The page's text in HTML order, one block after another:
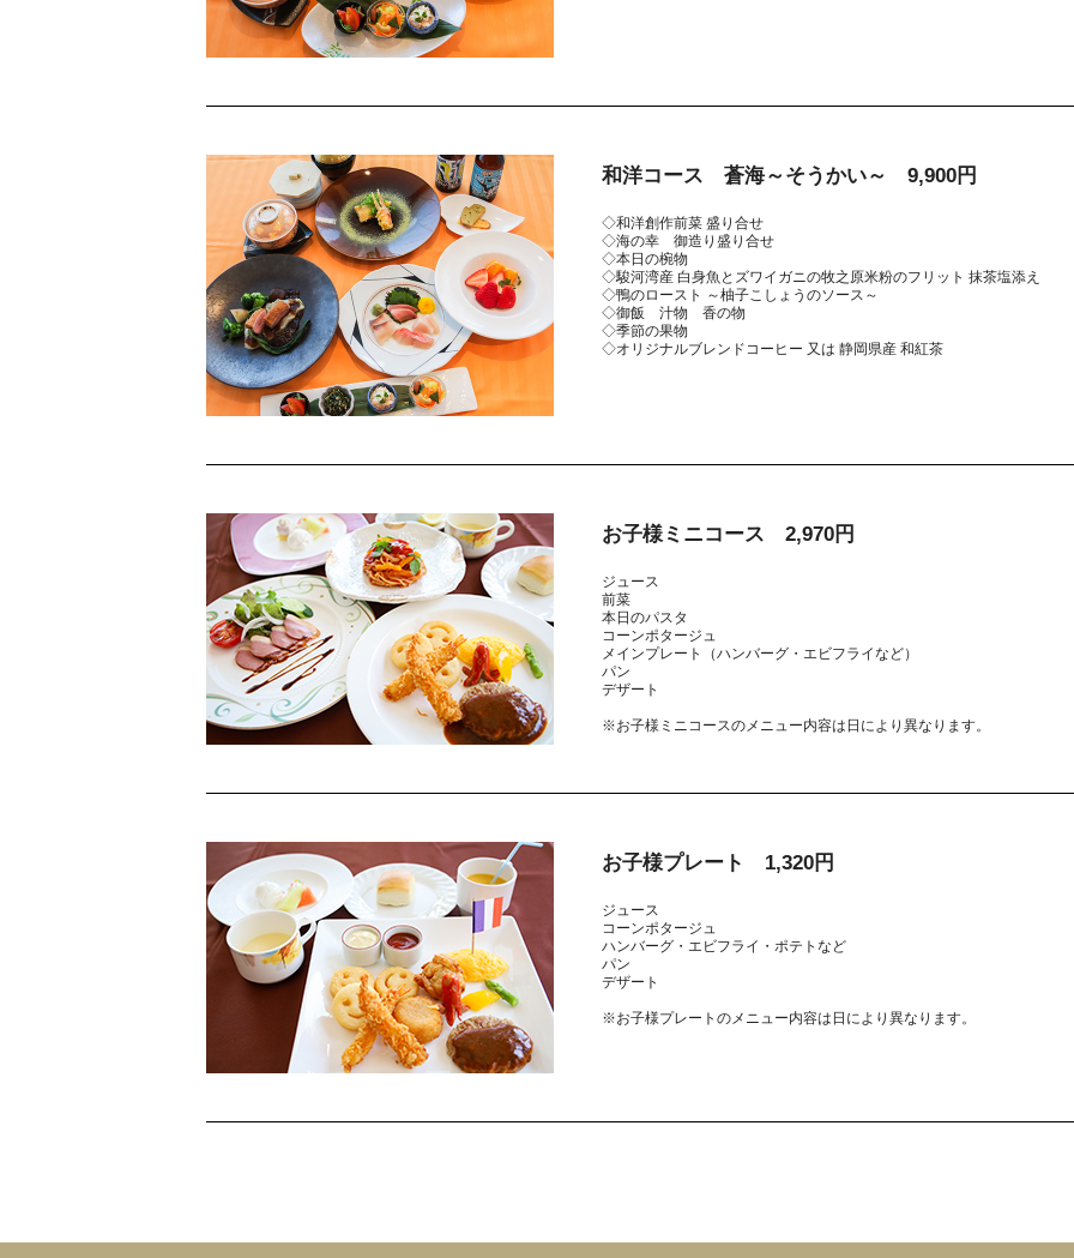
和洋コース 蒼海～そうかい～ 9,900円
◇和洋創作前菜 盛り合せ
◇海の幸 御造り盛り合せ
◇本日の椀物
◇駿河湾産 白身魚とズワイガニの牧之原米粉のフリット 抹茶塩添え
◇鴨のロースト ～柚子こしょうのソース～
◇御飯 汁物 香の物
◇季節の果物
◇オリジナルブレンドコーヒー 又は 静岡県産 和紅茶
お子様ミニコース 2,970円
ジュース
前菜
本日のパスタ
コーンポタージュ
メインプレート（ハンバーグ・エビフライなど）
パン
デザート
※お子様ミニコースのメニュー内容は日により異なります。
お子様プレート 1,320円
ジュース
コーンポタージュ
ハンバーグ・エビフライ・ポテトなど
パン
デザート
※お子様プレートのメニュー内容は日により異なります。